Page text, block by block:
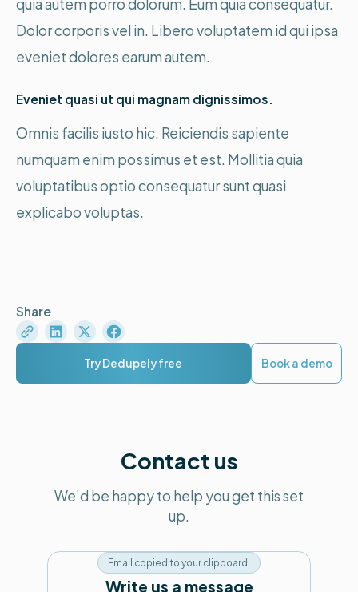
quia autem porro dolorum. Eum quia consequatur.
Dolor corporis vel in. Libero voluptatem id qui ipsa
eveniet dolores earum autem.
Eveniet quasi ut qui magnam dignissimos.
Omnis facilis iusto hic. Reiciendis sapiente
numquam enim possimus et est. Mollitia quia
voluptatibus optio consequatur sunt quasi
explicabo voluptas.
Share
Try Dedupely free Book a demo
Contact us
We’d be happy to help you get this set
up.
Write us a message
Email copied to your clipboard!